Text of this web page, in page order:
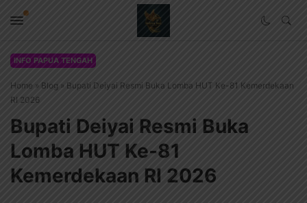
INFO PAPUA TENGAH
Home » Blog » Bupati Deiyai Resmi Buka Lomba HUT Ke-81 Kemerdekaan
RI 2026
Bupati Deiyai Resmi Buka
Lomba HUT Ke-81
Kemerdekaan RI 2026